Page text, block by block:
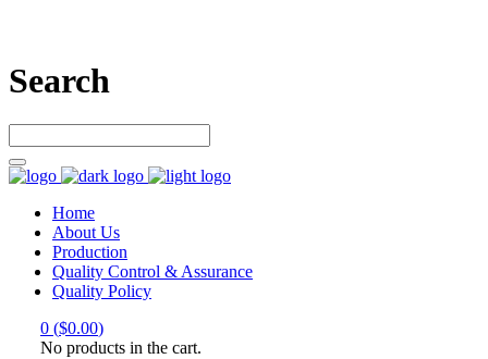
Search
Home
About Us
Production
Quality Control & Assurance
Quality Policy
0 ($0.00)
No products in the cart.